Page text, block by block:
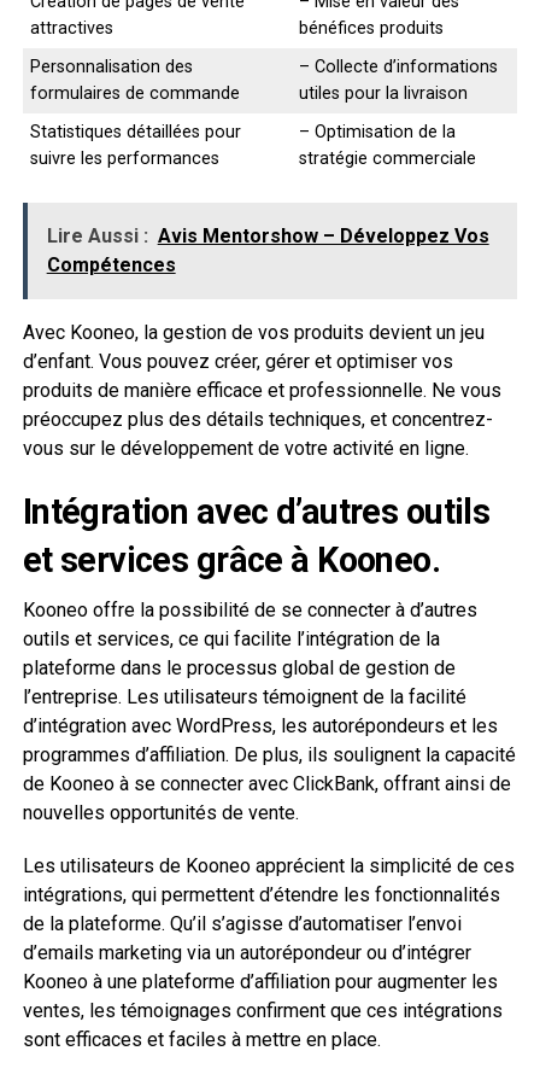
attractives
bénéfices produits
Personnalisation des
formulaires de commande
– Collecte d’informations
utiles pour la livraison
Statistiques détaillées pour
suivre les performances
– Optimisation de la
stratégie commerciale
Lire Aussi : Avis Mentorshow – Développez Vos
Compétences
Avec Kooneo, la gestion de vos produits devient un jeu
d’enfant. Vous pouvez créer, gérer et optimiser vos
produits de manière efficace et professionnelle. Ne vous
préoccupez plus des détails techniques, et concentrez-
vous sur le développement de votre activité en ligne.
Intégration avec d’autres outils
et services grâce à Kooneo.
Kooneo offre la possibilité de se connecter à d’autres
outils et services, ce qui facilite l’intégration de la
plateforme dans le processus global de gestion de
l’entreprise. Les utilisateurs témoignent de la facilité
d’intégration avec WordPress, les autorépondeurs et les
programmes d’affiliation. De plus, ils soulignent la capacité
de Kooneo à se connecter avec ClickBank, offrant ainsi de
nouvelles opportunités de vente.
Les utilisateurs de Kooneo apprécient la simplicité de ces
intégrations, qui permettent d’étendre les fonctionnalités
de la plateforme. Qu’il s’agisse d’automatiser l’envoi
d’emails marketing via un autorépondeur ou d’intégrer
Kooneo à une plateforme d’affiliation pour augmenter les
ventes, les témoignages confirment que ces intégrations
sont efficaces et faciles à mettre en place.